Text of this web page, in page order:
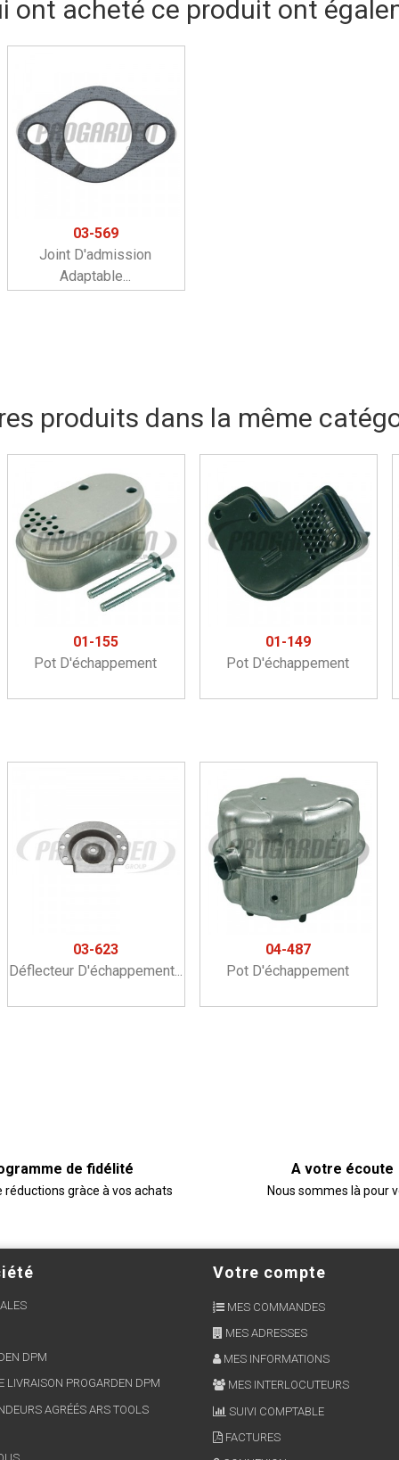
ont acheté ce produit ont
03-569
Joint D'admission
Adaptable...
produits dans la même
01-155
Pot D'échappement
01-149
Pot D'échappement
03-623
Déflecteur D'échappement...
04-487
Pot D'échappement
de fidélité
réductions gràce à vos achats
A votre écoute
Nous sommes là pour
DPM
LIVRAISON PROGARDEN DPM
AGRÉÉS ARS TOOLS
Votre compte
MES COMMANDES
MES ADRESSES
MES INFORMATIONS
MES INTERLOCUTEURS
SUIVI COMPTABLE
FACTURES